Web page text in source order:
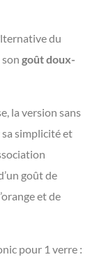
du
goût doux-
la version sans
sa simplicité et
goût de
et de
pour 1 verre :